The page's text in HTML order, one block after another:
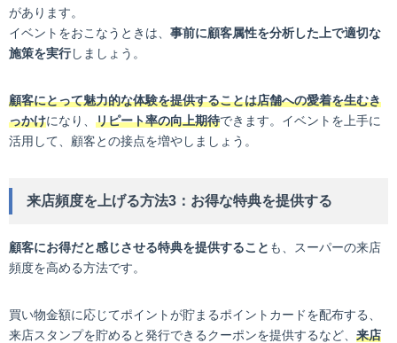
があります。
イベントをおこなうときは、 事前に顧客属性を分析した上で適切な
施策を実行しましょう。
顧客にとって魅力的な体験を提供することは店舗への愛着を生むき
っかけになり、 リピート率の向上期待できます。イベントを上手に
活用して、顧客との接点を増やしましょう。
来店頻度を上げる方法3：お得な特典を提供する
顧客にお得だと感じさせる特典を提供すること も、スーパーの来店
頻度を高める方法です。
買い物金額に応じてポイントが貯まるポイントカードを配布する、
来店スタンプを貯めると発行できるクーポンを提供するなど、 来店